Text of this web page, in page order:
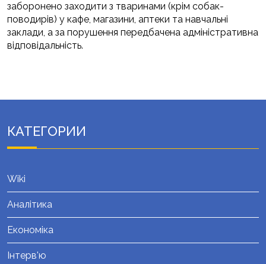
заборонено заходити з тваринами (крім собак-
поводирів) у кафе, магазини, аптеки та навчальні
заклади, а за порушення передбачена адміністративна
відповідальність.
КАТЕГОРИИ
Wiki
Аналітика
Економіка
Інтерв'ю